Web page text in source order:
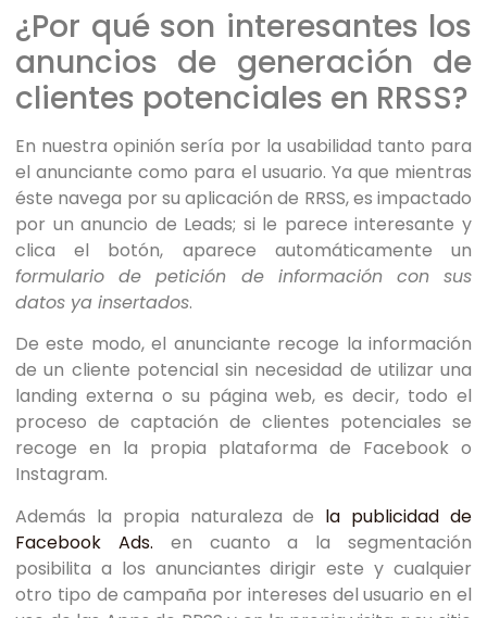
¿Por qué son interesantes los
anuncios de generación de
clientes potenciales en RRSS?
En nuestra opinión sería por la usabilidad tanto para
el anunciante como para el usuario. Ya que mientras
éste navega por su aplicación de RRSS, es impactado
por un anuncio de Leads; si le parece interesante y
clica el botón, aparece automáticamente un
formulario de petición de información con sus
datos ya insertados.
De este modo, el anunciante recoge la información
de un cliente potencial sin necesidad de utilizar una
landing externa o su página web, es decir, todo el
proceso de captación de clientes potenciales se
recoge en la propia plataforma de Facebook o
Instagram.
Además la propia naturaleza de la publicidad de
Facebook Ads. en cuanto a la segmentación
posibilita a los anunciantes dirigir este y cualquier
otro tipo de campaña por intereses del usuario en el